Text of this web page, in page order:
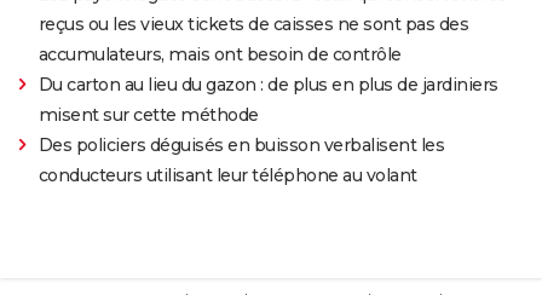
reçus ou les vieux tickets de caisses ne sont pas des
accumulateurs, mais ont besoin de contrôle
Du carton au lieu du gazon : de plus en plus de jardiniers
misent sur cette méthode
Des policiers déguisés en buisson verbalisent les
conducteurs utilisant leur téléphone au volant